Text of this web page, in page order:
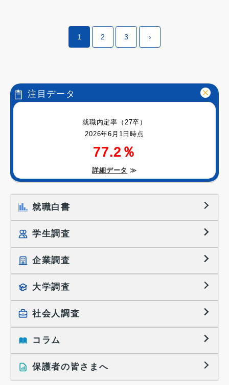
1 2 3 ›
注目データ
就職内定率（27卒）
2026年6月1日時点
77.2％
詳細データ ≫
就職白書
学生調査
就職プロセス調査
就職活動TOPICS
大学生の実態調査
働きたい組織の特徴
大学生の地域間移動レポート
就職活動に関するレポート
企業調査
採用に関する調査
採用活動に関するレポート
大学調査
社会人調査
就職活動と入社後の就業
就業レディネス研究
コラム
インタビュー記事
保護者の皆さまへ